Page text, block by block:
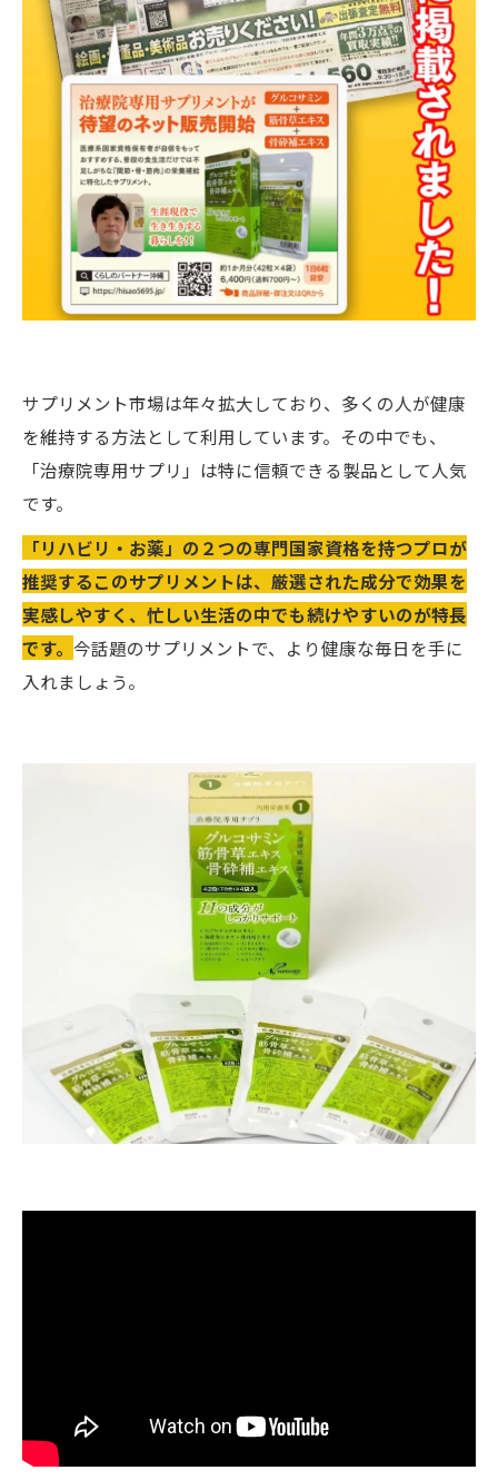
サプリメント市場は年々拡大しており、多くの人が健康
を維持する方法として利用しています。その中でも、
「治療院専用サプリ」は特に信頼できる製品として人気
です。
「リハビリ・お薬」の２つの専門国家資格を持つプロが
推奨するこのサプリメントは、厳選された成分で効果を
実感しやすく、忙しい生活の中でも続けやすいのが特長
です。 今話題のサプリメントで、より健康な毎日を手に
入れましょう。